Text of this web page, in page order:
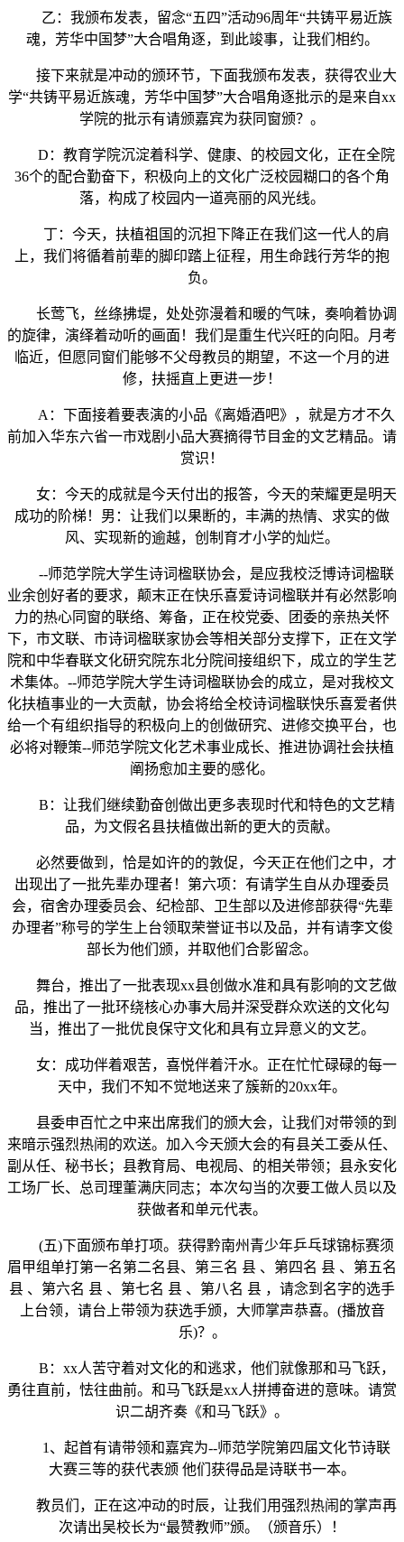
乙：我颁布发表，留念“五四”活动96周年“共铸平易近族
魂，芳华中国梦”大合唱角逐，到此竣事，让我们相约。
接下来就是冲动的颁环节，下面我颁布发表，获得农业大
学“共铸平易近族魂，芳华中国梦”大合唱角逐批示的是来自xx
学院的批示有请颁嘉宾为获同窗颁？。
D：教育学院沉淀着科学、健康、的校园文化，正在全院
36个的配合勤奋下，积极向上的文化广泛校园糊口的各个角
落，构成了校园内一道亮丽的风光线。
丁：今天，扶植祖国的沉担下降正在我们这一代人的肩
上，我们将循着前辈的脚印踏上征程，用生命践行芳华的抱
负。
长莺飞，丝绦拂堤，处处弥漫着和暖的气味，奏响着协调
的旋律，演绎着动听的画面！我们是重生代兴旺的向阳。月考
临近，但愿同窗们能够不父母教员的期望，不这一个月的进
修，扶摇直上更进一步！
A：下面接着要表演的小品《离婚酒吧》，就是方才不久
前加入华东六省一市戏剧小品大赛摘得节目金的文艺精品。请
赏识！
女：今天的成就是今天付出的报答，今天的荣耀更是明天
成功的阶梯！男：让我们以果断的，丰满的热情、求实的做
风、实现新的逾越，创制育才小学的灿烂。
--师范学院大学生诗词楹联协会，是应我校泛博诗词楹联
业余创好者的要求，颠末正在快乐喜爱诗词楹联并有必然影响
力的热心同窗的联络、筹备，正在校党委、团委的亲热关怀
下，市文联、市诗词楹联家协会等相关部分支撑下，正在文学
院和中华春联文化研究院东北分院间接组织下，成立的学生艺
术集体。--师范学院大学生诗词楹联协会的成立，是对我校文
化扶植事业的一大贡献，协会将给全校诗词楹联快乐喜爱者供
给一个有组织指导的积极向上的创做研究、进修交换平台，也
必将对鞭策--师范学院文化艺术事业成长、推进协调社会扶植
阐扬愈加主要的感化。
B：让我们继续勤奋创做出更多表现时代和特色的文艺精
品，为文假名县扶植做出新的更大的贡献。
必然要做到，恰是如许的的敦促，今天正在他们之中，才
出现出了一批先辈办理者！第六项：有请学生自从办理委员
会，宿舍办理委员会、纪检部、卫生部以及进修部获得“先辈
办理者”称号的学生上台领取荣誉证书以及品，并有请李文俊
部长为他们颁，并取他们合影留念。
舞台，推出了一批表现xx县创做水准和具有影响的文艺做
品，推出了一批环绕核心办事大局并深受群众欢送的文化勾
当，推出了一批优良保守文化和具有立异意义的文艺。
女：成功伴着艰苦，喜悦伴着汗水。正在忙忙碌碌的每一
天中，我们不知不觉地送来了簇新的20xx年。
县委申百忙之中来出席我们的颁大会，让我们对带领的到
来暗示强烈热闹的欢送。加入今天颁大会的有县关工委从任、
副从任、秘书长；县教育局、电视局、的相关带领；县永安化
工场厂长、总司理董满庆同志；本次勾当的次要工做人员以及
获做者和单元代表。
(五)下面颁布单打项。获得黔南州青少年乒乓球锦标赛须
眉甲组单打第一名第二名县、第三名 县 、第四名 县 、第五名
县 、第六名 县 、第七名 县 、第八名 县 ，请念到名字的选手
上台领，请台上带领为获选手颁，大师掌声恭喜。(播放音
乐)？。
B：xx人苦守着对文化的和逃求，他们就像那和马飞跃，
勇往直前，怯往曲前。和马飞跃是xx人拼搏奋进的意味。请赏
识二胡齐奏《和马飞跃》。
1、起首有请带领和嘉宾为--师范学院第四届文化节诗联
大赛三等的获代表颁 他们获得品是诗联书一本。
教员们，正在这冲动的时辰，让我们用强烈热闹的掌声再
次请出吴校长为“最赞教师”颁。（颁音乐）！